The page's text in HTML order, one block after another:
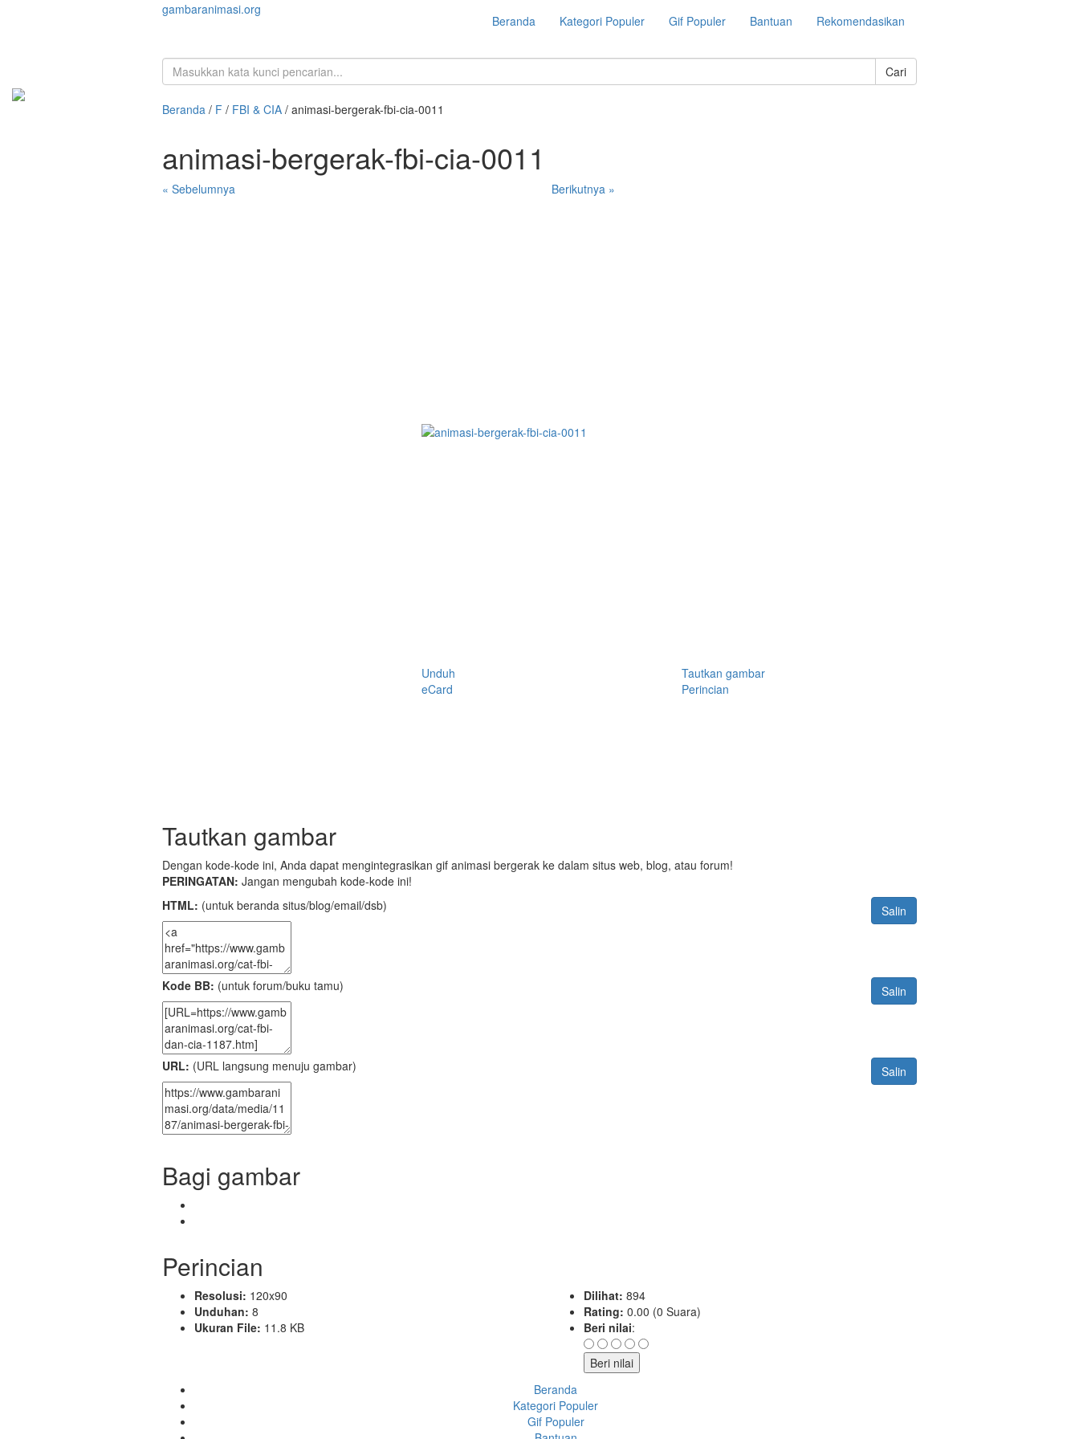
gambaranimasi.org
Beranda Kategori Populer Gif Populer Bantuan Rekomendasikan
Cari
Beranda / F / FBI & CIA / animasi-bergerak-fbi-cia-0011
animasi-bergerak-fbi-cia-0011
« Sebelumnya Berikutnya »
Unduh
Tautkan gambar
eCard
Perincian
Tautkan gambar
Dengan kode-kode ini, Anda dapat mengintegrasikan gif animasi bergerak ke dalam situs web, blog, atau forum!
PERINGATAN: Jangan mengubah kode-kode ini!
HTML: (untuk beranda situs/blog/email/dsb) Salin
Kode BB: (untuk forum/buku tamu) Salin
URL: (URL langsung menuju gambar) Salin
Bagi gambar
Perincian
Resolusi: 120x90
Unduhan: 8
Ukuran File: 11.8 KB
Dilihat: 894
Rating: 0.00 (0 Suara)
Beri nilai:
Beranda
Kategori Populer
Gif Populer